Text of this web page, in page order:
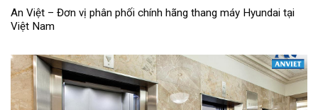
An Việt – Đơn vị phân phối chính hãng thang máy Hyundai tại
Việt Nam